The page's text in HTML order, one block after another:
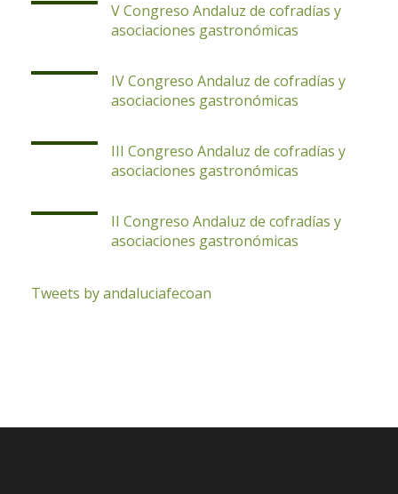
V Congreso Andaluz de cofradías y
asociaciones gastronómicas
IV Congreso Andaluz de cofradías y
asociaciones gastronómicas
III Congreso Andaluz de cofradías y
asociaciones gastronómicas
II Congreso Andaluz de cofradías y
asociaciones gastronómicas
Tweets by andaluciafecoan